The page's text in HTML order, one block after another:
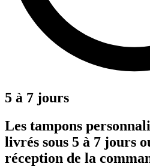
5 à 7 jours
Les tampons
livrés sous 5 à 7 jours
réception de la